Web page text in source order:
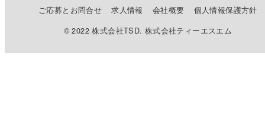
ご応募とお問合せ 求人情報 会社概要
個人情報保護方針
© 2022 株式会社TSD. 株式会社ティーエスエム